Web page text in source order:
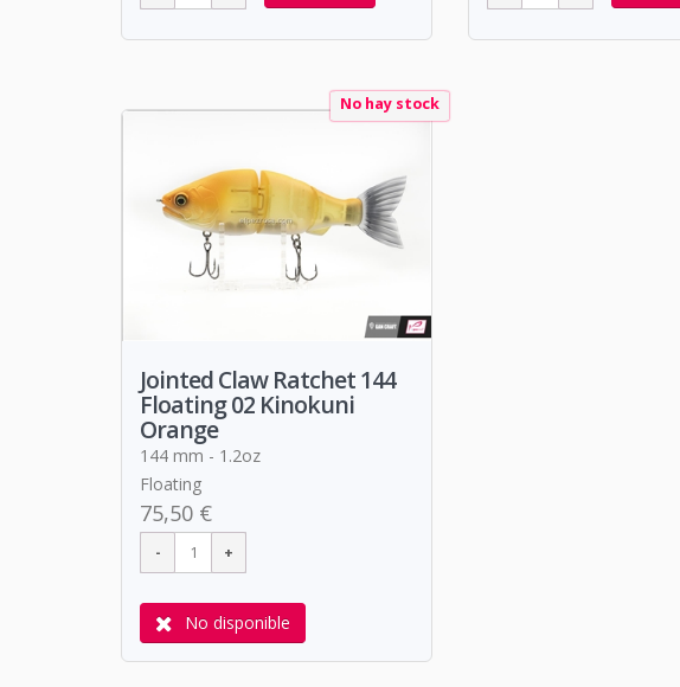
No hay stock
Jointed Claw Ratchet 144
Floating 02 Kinokuni
Orange
144 mm - 1.2oz
Floating
75,50 €
No disponible